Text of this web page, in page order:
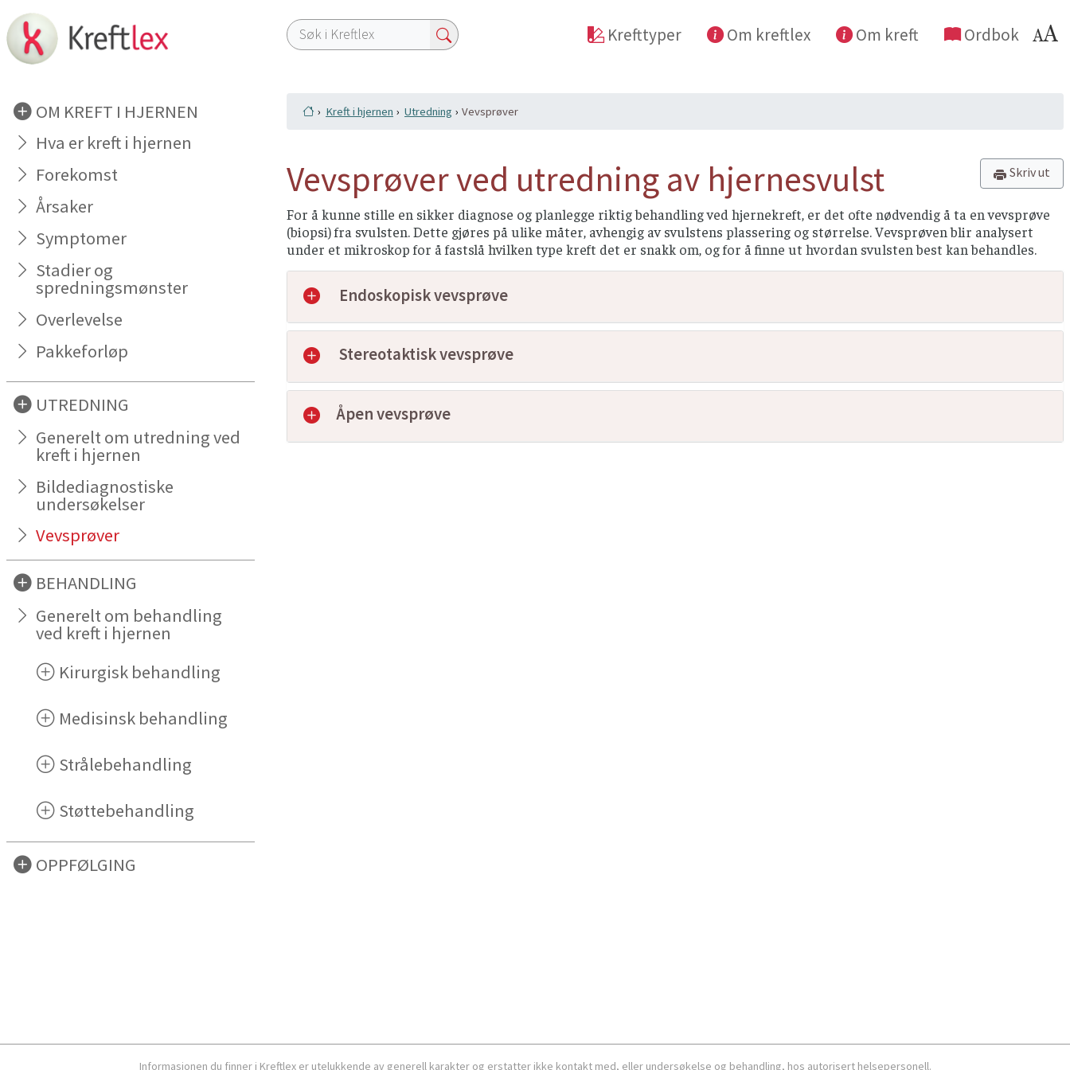
OM KREFT I HJERNEN
Hva er kreft i hjernen
Forekomst
Årsaker
Symptomer
Stadier og
spredningsmønster
Overlevelse
Pakkeforløp
UTREDNING
Generelt om utredning ved
kreft i hjernen
Bildediagnostiske
undersøkelser
Vevsprøver
BEHANDLING
Generelt om behandling
ved kreft i hjernen
Kirurgisk behandling
Medisinsk behandling
Strålebehandling
Støttebehandling
OPPFØLGING
Krefttyper Om kreftlex Om kreft Ordbok
Kreft i hjernen Utredning Vevsprøver
Skriv ut
Vevsprøver ved utredning av hjernesvulst
For å kunne stille en sikker diagnose og planlegge riktig behandling ved hjernekreft, er det ofte nødvendig å ta en vevsprøve
(biopsi) fra svulsten. Dette gjøres på ulike måter, avhengig av svulstens plassering og størrelse. Vevsprøven blir analysert
under et mikroskop for å fastslå hvilken type kreft det er snakk om, og for å finne ut hvordan svulsten best kan behandles.
Endoskopisk vevsprøve
Stereotaktisk vevsprøve
Åpen vevsprøve
Informasjonen du finner i Kreftlex er utelukkende av generell karakter og erstatter ikke kontakt med, eller undersøkelse og behandling, hos autorisert helsepersonell.